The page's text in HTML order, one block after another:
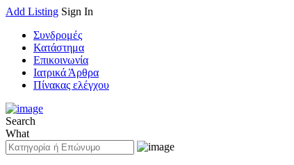
Add Listing Sign In
Συνδρομές
Κατάστημα
Επικοινωνία
Ιατρικά Άρθρα
Πίνακας ελέγχου
Search
What